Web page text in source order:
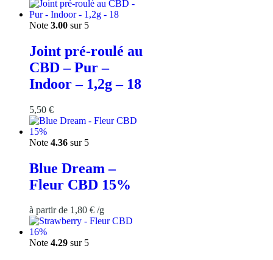
Note 3.00 sur 5
Joint pré-roulé au
CBD – Pur –
Indoor – 1,2g – 18
5,50 €
Note 4.36 sur 5
Blue Dream –
Fleur CBD 15%
à partir de 1,80 € /g
Note 4.29 sur 5